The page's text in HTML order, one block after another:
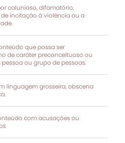
calunioso, difamatório,
de incitação à violência ou a
que possa ser
de caráter preconceituoso ou
ou grupo de pessoas.
linguagem grosseira, obscena
com acusações ou